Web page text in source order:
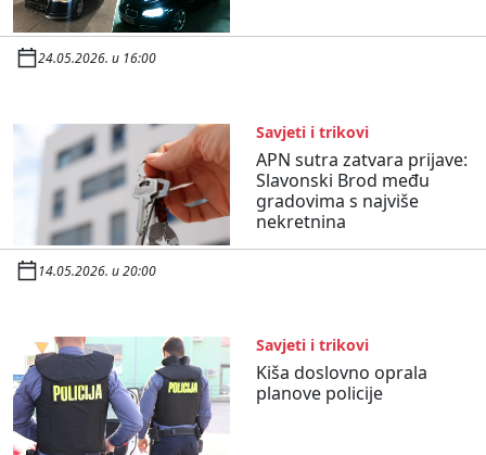
24.05.2026. u 16:00
Savjeti i trikovi
APN sutra zatvara prijave:
Slavonski Brod među
gradovima s najviše
nekretnina
14.05.2026. u 20:00
Savjeti i trikovi
Kiša doslovno oprala
planove policije